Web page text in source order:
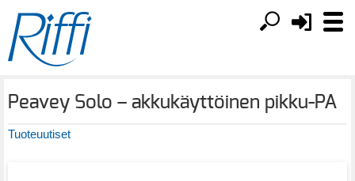
Peavey Solo – akkukäyttöinen pikku-PA
Tuoteuutiset